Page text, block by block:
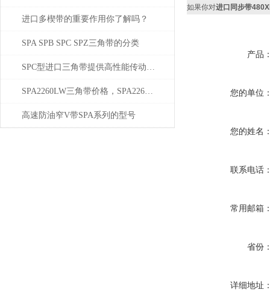
进口多楔带的重要作用你了解吗？
SPA SPB SPC SPZ三角带的分类
SPC型进口三角带提供高性能传动解决方案
SPA2260LW三角带价格，SPA2260LW厂家三角带
高速防油窄V带SPA系列的型号
如果你对进口同步带
产品
您的单位
您的姓名
联系电话
常用邮箱
省份
详细地址